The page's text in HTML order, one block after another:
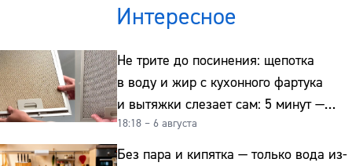
Интересное
Не трите до посинения: щепотка
в воду и жир с кухонного фартука
и вытяжки слезает сам: 5 минут —
и сверкает как новая
18:18 – 6 августа
Без пара и кипятка — только вода из-